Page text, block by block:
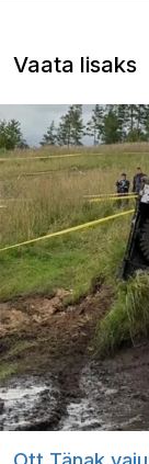
Vaata lisaks